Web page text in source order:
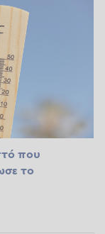
που
το